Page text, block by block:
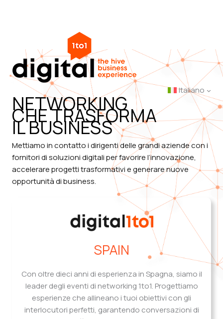
Italiano
NETWORKING
CHE TRASFORMA
IL BUSINESS
Mettiamo in contatto i dirigenti delle grandi aziende con i
fornitori di soluzioni digitali per favorire l’innovazione,
accelerare progetti trasformativi e generare nuove
opportunità di business.
SPAIN
Con oltre dieci anni di esperienza in Spagna, siamo il
leader degli eventi di networking 1to1. Progettiamo
esperienze che allineano i tuoi obiettivi con gli
interlocutori perfetti, garantendo conversazioni di